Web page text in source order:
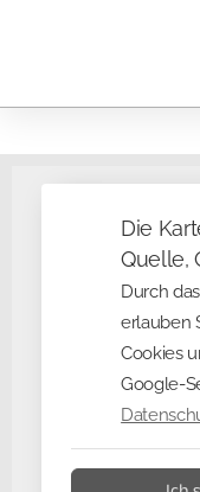
Die
Quelle,
Durch
erlauben
Cookies
Google-